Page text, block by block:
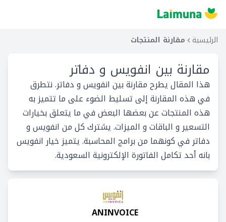
الرئيسية مقارنة المنتجات
مقارنة بين انفويس و دفاتر
هذا المقال يطرح مقارنة بين انفويس و دفاتر. نتطرق
في هذه المقارنة إلى تسليط الضوء على ما تتميز به
هذه المنتجات عن بعضها البعض في ما يتعلق بخيارات
التسعير و الباقات و الميزات. يشترك كل من انفويس و
دفاتر في كونهما من برامج المحاسبة. يتميز خيار انفويس
بانه أحد تكامل الفاتورة الإلكترونية السعودية.
ANINVOICE